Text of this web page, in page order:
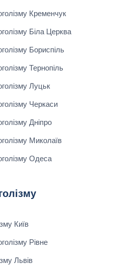
Кременчук
Біла Церква
Бориспіль
Тернопіль
Луцьк
Черкаси
Дніпро
Миколаїв
Одеса
Київ
Рівне
Львів